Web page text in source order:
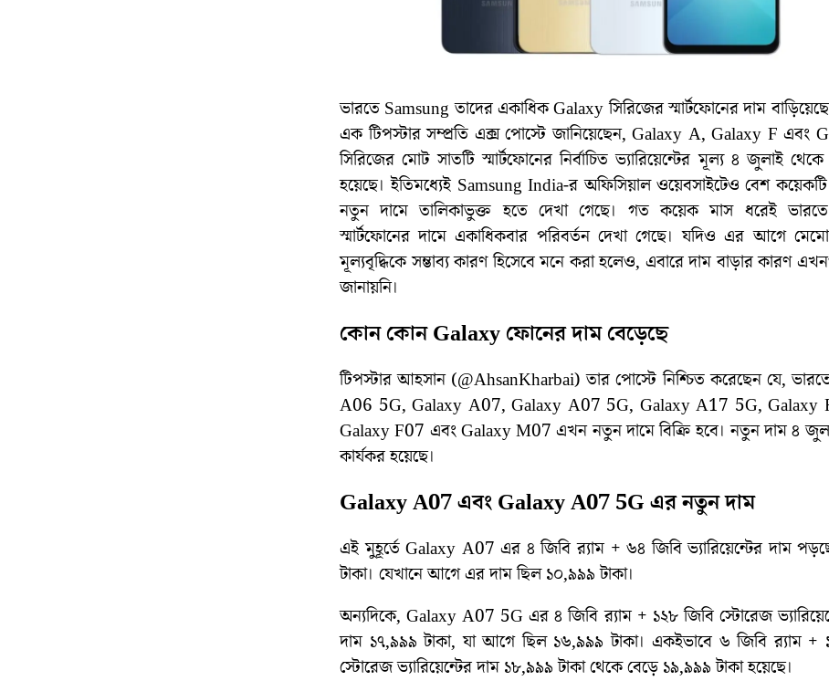
ভারতে Samsung তাদের একাধিক Galaxy সিরিজের স্মার্টফোনের দাম
এক টিপস্টার সম্প্রতি এক্স পোস্টে জানিয়েছেন, Galaxy A, Galaxy F এবং
সিরিজের মোট সাতটি স্মার্টফোনের নির্বাচিত ভ্যারিয়েন্টের মূল্য ৪ জুলাই থেকে
হয়েছে। ইতিমধ্যেই Samsung India-র অফিসিয়াল ওয়েবসাইটেও বেশ
নতুন দামে তালিকাভুক্ত হতে দেখা গেছে। গত কয়েক মাস ধরেই ভারতে
স্মার্টফোনের দামে একাধিকবার পরিবর্তন দেখা গেছে। যদিও এর আগে
মূল্যবৃদ্ধিকে সম্ভাব্য কারণ হিসেবে মনে করা হলেও, এবারে দাম বাড়ার কারণ
জানায়নি।
কোন কোন Galaxy ফোনের দাম বেড়েছে
টিপস্টার আহসান (@AhsanKharbai) তার পোস্টে নিশ্চিত করেছেন যে,
A06 5G, Galaxy A07, Galaxy A07 5G, Galaxy A17 5G, Galaxy
Galaxy F07 এবং Galaxy M07 এখন নতুন দামে বিক্রি হবে। নতুন দাম ৪
কার্যকর হয়েছে।
Galaxy A07 এবং Galaxy A07 5G এর নতুন দাম
এই মুহূর্তে Galaxy A07 এর ৪ জিবি র‌্যাম + ৬৪ জিবি ভ্যারিয়েন্টের দাম
টাকা।‌‌ যেখানে আগে এর দাম ছিল ১০,৯৯৯ টাকা।
অন্যদিকে, Galaxy A07 5G এর ৪ জিবি র‌্যাম + ১২৮ জিবি‌ স্টোরেজ
দাম ১৭,৯৯৯ টাকা, যা আগে ছিল ১৬,৯৯৯ টাকা। একইভাবে ৬ জিবি র‌্যাম +
স্টোরেজ ভ্যারিয়েন্টের দাম ১৮,৯৯৯ টাকা থেকে বেড়ে ১৯,৯৯৯ টাকা হয়েছে।